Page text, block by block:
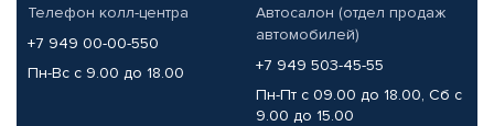
Телефон колл-центра
+7 949 00-00-550
Пн-Вс с 9.00 до 18.00
Автосалон (отдел продаж
автомобилей)
+7 949 503-45-55
Пн-Пт с 09.00 до 18.00, Сб с
9.00 до 15.00